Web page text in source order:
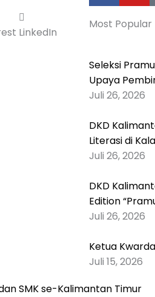
LinkedIn
c
e
o
o
k
-
f
u
t
b
e
Most Popular
Seleksi
Upaya
Juli 26, 2026
DKD
Literasi di
Juli 26, 2026
DKD
Edition
Juli 26, 2026
Ketua
Juli 15, 2026
SMK se-Kalimantan Timur